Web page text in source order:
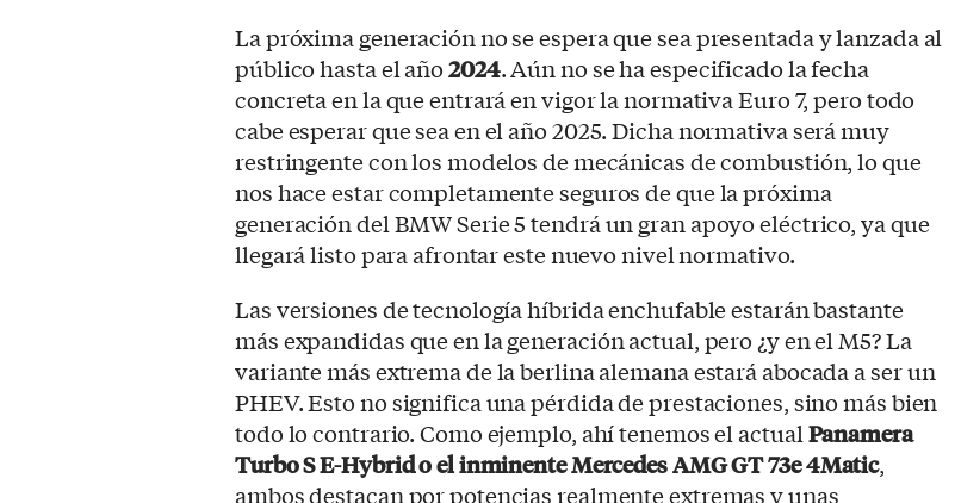
La próxima generación no se espera que sea presentada y lanzada al
público hasta el año2024. Aún no se ha especificado la fecha
concreta en la que entrará en vigor la normativa Euro 7, pero todo
cabe esperar que sea en el año 2025. Dicha normativa será muy
restringente con los modelos de mecánicas de combustión, lo que
nos hace estar completamente seguros de que la próxima
generación del BMW Serie 5 tendrá un gran apoyo eléctrico, ya que
llegará listo para afrontar este nuevo nivel normativo.
Las versiones de tecnología híbrida enchufable estarán bastante
más expandidas que en la generación actual, pero ¿y en el M5? La
variante más extrema de la berlina alemana estará abocada a ser un
PHEV. Esto no significa una pérdida de prestaciones, sino más bien
todo lo contrario. Como ejemplo, ahí tenemos el actualPanamera
Turbo S E-Hybrid o el inminente Mercedes AMG GT 73e 4Matic,
ambos destacan por potencias realmente extremas y unas